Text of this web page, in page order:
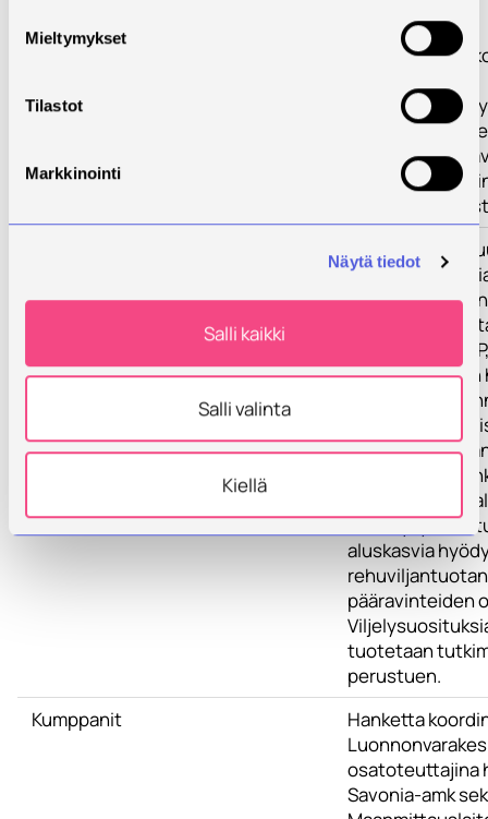
Mieltymykset
Tilastot
Markkinointi
Näytä tiedot
Salli kaikki
Salli valinta
Kiellä
TP 7 Hankkeen
Konkreettinen
sisältää mm.
olevan
apilan
että
ravinteiden (N,
turvemaiden
nautojen
optimointiin.
karjatilan
nurmikierron,
sekä
aluskasvia
pääravinteiden
tuotetaan
perustuen.
Kumppanit
Hanketta
osatoteuttajina
Savonia-amk